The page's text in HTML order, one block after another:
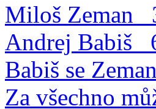
Miloš Zeman
Andrej Babiš
Babiš se
Za všechno